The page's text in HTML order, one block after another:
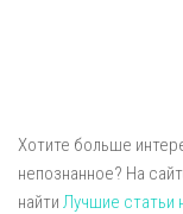
Хотите больше
непознанное? На
найти Лучшие статьи